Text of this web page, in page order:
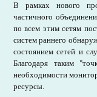
В рамках нового
частичного
по всем этим сетям
систем раннего
состоянием сетей и
Благодаря таким
необходимости
ресурсы.